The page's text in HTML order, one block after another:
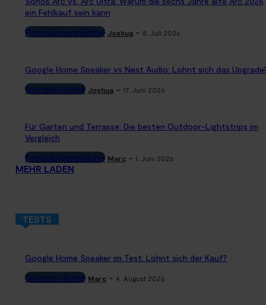
ein Fehlkauf sein kann
Produktvergleiche Joshua - 8. Juli 2026
Google Home Speaker vs Nest Audio: Lohnt sich das
Google Home Joshua - 17. Juni 2026
Für Garten und Terrasse: Die besten Outdoor-Lightstrips im
Vergleich
Produktvergleiche Marc - 1. Juni 2026
MEHR LADEN
TESTS
Google Home Speaker im Test: Lohnt sich der Kauf?
Google Home Marc - 4. August 2026